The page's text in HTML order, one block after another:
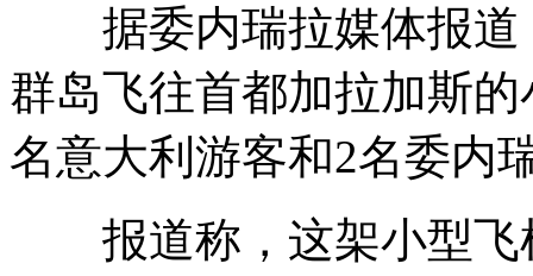
据委内瑞拉媒体报道
群岛飞往首都加拉加斯
名意大利游客和2名委内
报道称，这架小型飞